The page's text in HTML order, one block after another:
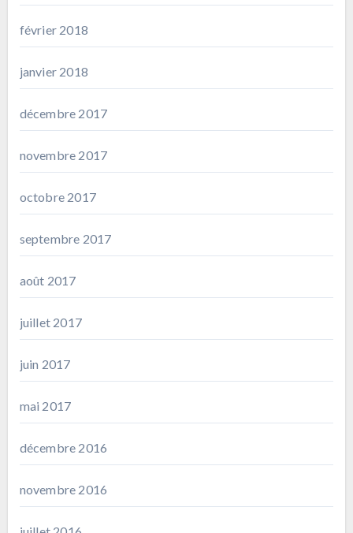
février 2018
janvier 2018
décembre 2017
novembre 2017
octobre 2017
septembre 2017
août 2017
juillet 2017
juin 2017
mai 2017
décembre 2016
novembre 2016